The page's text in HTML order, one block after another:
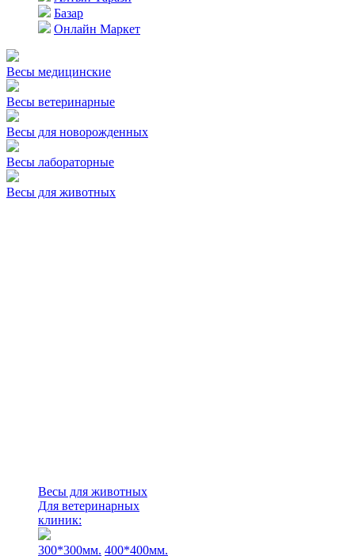
Базар
Онлайн Маркет
Весы медицинские
Весы ветеринарные
Весы для новорожденных
Весы лабораторные
Весы для животных
Весы для животных
Для ветеринарных
клиник:
300*300мм. 400*400мм.